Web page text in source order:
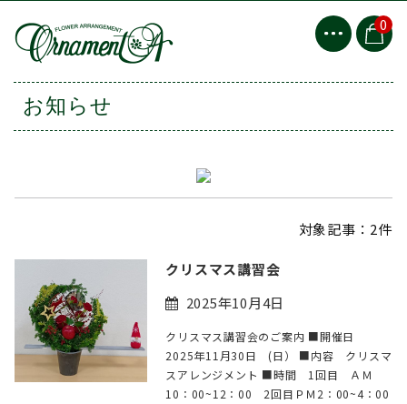
0
お知らせ
対象記事：2件
クリスマス講習会
2025年10月4日
クリスマス講習会のご案内 ■開催日
2025年11月30日 (日） ■内容 クリスマ
スアレンジメント ■時間 1回目 ＡＭ
10：00~12：00 2回目ＰＭ2：00~4：00